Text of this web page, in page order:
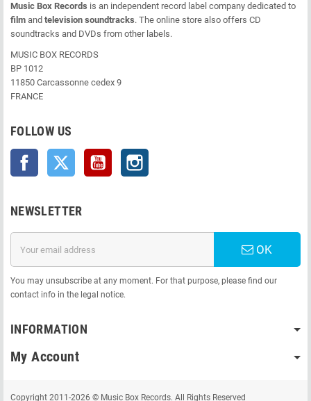
Music Box Records is an independent record label company dedicated to
film and television soundtracks. The online store also offers CD
soundtracks and DVDs from other labels.
MUSIC BOX RECORDS
BP 1012
11850 Carcassonne cedex 9
FRANCE
FOLLOW US
Facebook Twitter YouTube
NEWSLETTER
OK
You may unsubscribe at any moment. For that purpose, please find our
contact info in the legal notice.
INFORMATION
My Account
Copyright 2011-2026 © Music Box Records. All Rights Reserved